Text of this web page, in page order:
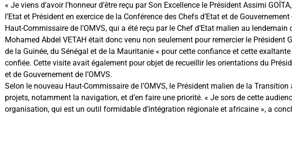
« Je viens d’avoir l’honneur d’être reçu par Son Excellence le Président Assimi
l’Etat et Président en exercice de la Conférence des Chefs d’Etat et de Gouvernement
Haut-Commissaire de l’OMVS, qui a été reçu par le Chef d’Etat malien au
Mohamed Abdel VETAH était donc venu non seulement pour remercier le Président
de la Guinée, du Sénégal et de la Mauritanie « pour cette confiance et cette
confiée. Cette visite avait également pour objet de recueillir les orientations du
et de Gouvernement de l’OMVS.
Selon le nouveau Haut-Commissaire de l’OMVS, le Président malien de la
projets, notamment la navigation, et d’en faire une priorité. « Je sors de cette
organisation, qui est un outil formidable d’intégration régionale et africaine », a